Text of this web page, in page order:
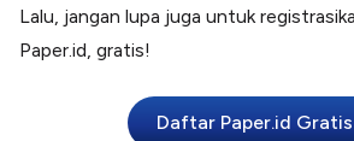
Lalu, jangan lupa juga untuk
Paper.id, gratis!
Daftar Paper.id